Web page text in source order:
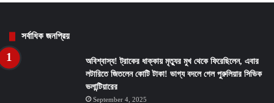
সর্বাধিক জনপ্রিয়
অবিশ্বাস্য! ট্রাকের ধাক্কায় মৃত্যুর মুখ থেকে ফিরেছিলেন, এবার
লটারিতে জিতলেন কোটি টাকা! ভাগ্য বদলে গেল পুরুলিয়ার সিভিক
ভলান্টিয়ারের
September 4, 2025